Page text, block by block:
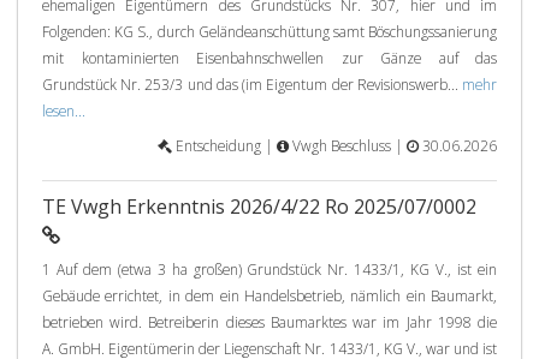
ehemaligen Eigentümern des Grundstücks Nr. 307, hier und im
Folgenden: KG S., durch Geländeanschüttung samt Böschungssanierung
mit kontaminierten Eisenbahnschwellen zur Gänze auf das
Grundstück Nr. 253/3 und das (im Eigentum der Revisionswerb... mehr
lesen...
Entscheidung |
Vwgh Beschluss | 30.06.2026
TE Vwgh Erkenntnis 2026/4/22 Ro 2025/07/0002
1 Auf dem (etwa 3 ha großen) Grundstück Nr. 1433/1, KG V., ist ein
Gebäude errichtet, in dem ein Handelsbetrieb, nämlich ein Baumarkt,
betrieben wird. Betreiberin dieses Baumarktes war im Jahr 1998 die
A. GmbH. Eigentümerin der Liegenschaft Nr. 1433/1, KG V., war und ist